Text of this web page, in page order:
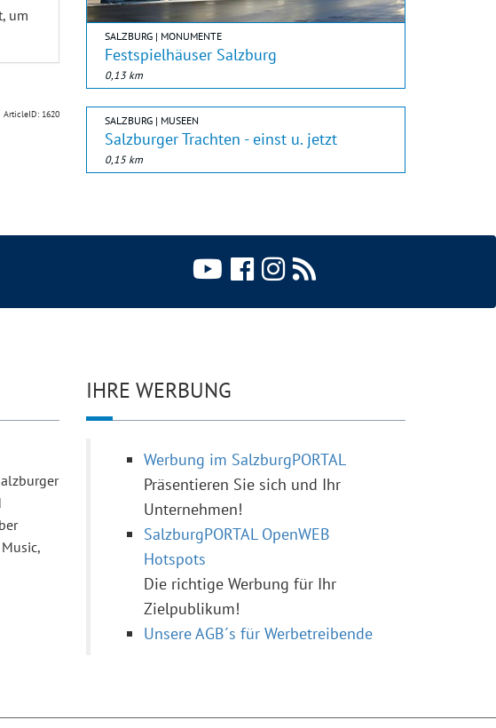
um
ArticleID: 1620
SALZBURG | MONUMENTE
Festspielhäuser Salzburg
0,13 km
SALZBURG | MUSEEN
Salzburger Trachten - einst u. jetzt
0,15 km
IHRE WERBUNG
Werbung im SalzburgPORTAL
Präsentieren Sie sich und Ihr
Unternehmen!
SalzburgPORTAL OpenWEB
Hotspots
Die richtige Werbung für Ihr
Zielpublikum!
Unsere AGB´s für Werbetreibende